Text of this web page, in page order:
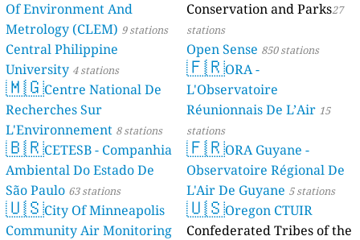
Of Environment And
Metrology (CLEM) 9 stations
Central Philippine
University 4 stations
🇲🇬Centre National De
Recherches Sur
L'Environnement 8 stations
🇧🇷CETESB - Companhia
Ambiental Do Estado De
São Paulo 63 stations
🇺🇸City Of Minneapolis
Community Air Monitoring
Conservation and Parks27
stations
Open Sense 850 stations
🇫🇷ORA -
L'Observatoire
Réunionnais De L’Air 15
stations
🇫🇷ORA Guyane -
Observatoire Régional De
L'Air De Guyane 5 stations
🇺🇸Oregon CTUIR
Confederated Tribes of the